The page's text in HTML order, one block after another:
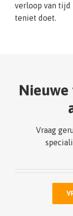
verloop van
teniet doet.
Vraag